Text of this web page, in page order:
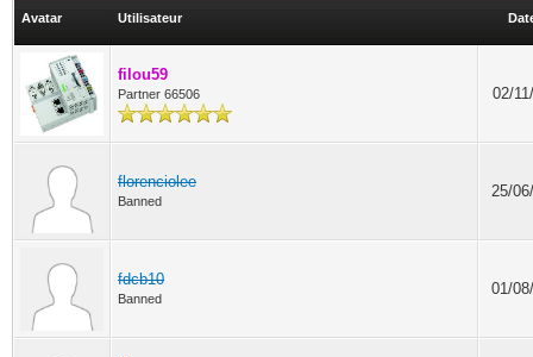
Avatar Utilisateur
filou59
Partner 66506 02/
florenciolee
Banned
25/
fdcb10
Banned
01/